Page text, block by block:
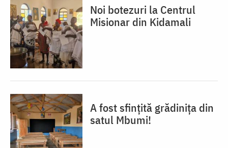
Noi botezuri la Centrul
Misionar din Kidamali
A fost sfințită grădinița din
satul Mbumi!